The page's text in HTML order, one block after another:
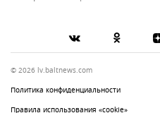
© 2026 lv.baltnews.com
Политика конфиденциальности
Правила использования «cookie»